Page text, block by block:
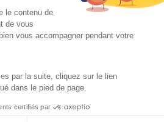
le contenu de
de vous
vous accompagner pendant votre
par la suite, cliquez sur le lien
dans le pied de page.
certifiés par
JE M'INSCRIS →
recevoir la newsletter Les Grappes.